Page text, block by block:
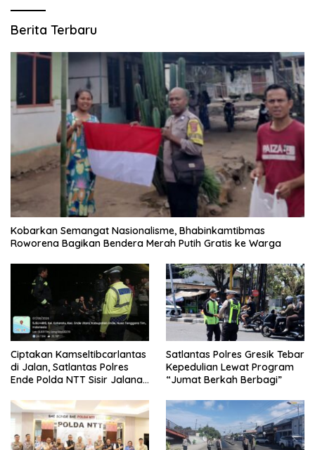
Berita Terbaru
Kobarkan Semangat Nasionalisme, Bhabinkamtibmas
Roworena Bagikan Bendera Merah Putih Gratis ke Warga
Ciptakan Kamseltibcarlantas
di Jalan, Satlantas Polres
Ende Polda NTT Sisir Jalanan
Satlantas Polres Gresik Tebar
Kepedulian Lewat Program
“Jumat Berkah Berbagi”